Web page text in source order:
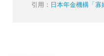
引用： 日本年金機構「寡